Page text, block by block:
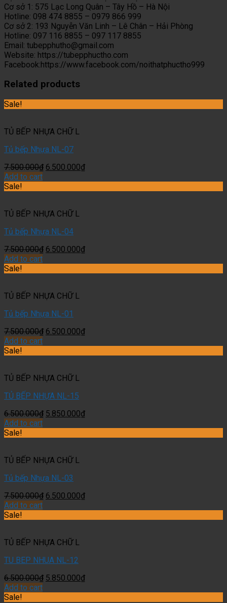
Cơ sở 1: 575 Lạc Long Quân – Tây Hồ – Hà Nội
Hotline: 098 474 8855 – 0979 866 999
Cơ sở 2: 193 Nguyễn Văn Linh – Lê Chân – Hải Phòng
Hotline: 097 116 8855 – 097 117 8855
Email: tubepphutho@gmail.com
Website: https://tubepphuctho.com
Facebook:https://www.facebook.com/noithatphuctho999
Related products
Sale!
TỦ BẾP NHỰA CHỮ L
Tủ bếp Nhựa NL-07
7.500.000₫ 6.500.000₫
Add to cart
Sale!
TỦ BẾP NHỰA CHỮ L
Tủ bếp Nhựa NL-04
7.500.000₫ 6.500.000₫
Add to cart
Sale!
TỦ BẾP NHỰA CHỮ L
Tủ bếp Nhựa NL-01
7.500.000₫ 6.500.000₫
Add to cart
Sale!
TỦ BẾP NHỰA CHỮ L
TỦ BẾP NHỰA NL-15
6.500.000₫ 5.850.000₫
Add to cart
Sale!
TỦ BẾP NHỰA CHỮ L
Tủ bếp Nhựa NL-03
7.500.000₫ 6.500.000₫
Add to cart
Sale!
TỦ BẾP NHỰA CHỮ L
TU BEP NHUA NL-12
6.500.000₫ 5.850.000₫
Add to cart
Sale!